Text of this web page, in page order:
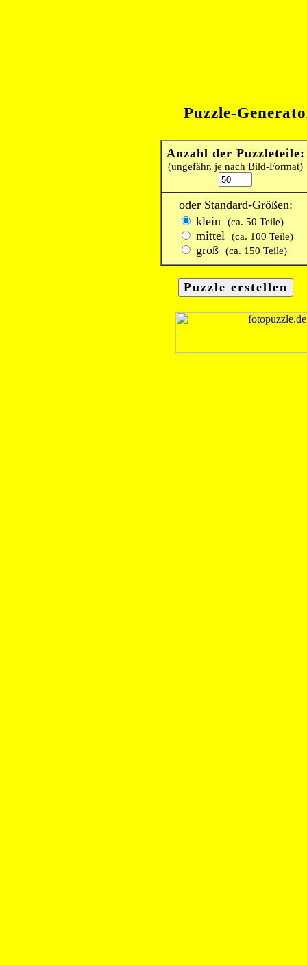
Puzzle-
Anzahl der Puzzleteile:
(ungefähr, je nach Bild-Format)
oder Standard-Größen:
klein
(ca. 50 Teile)
mittel (ca. 100 Teile)
groß (ca. 150 Teile)